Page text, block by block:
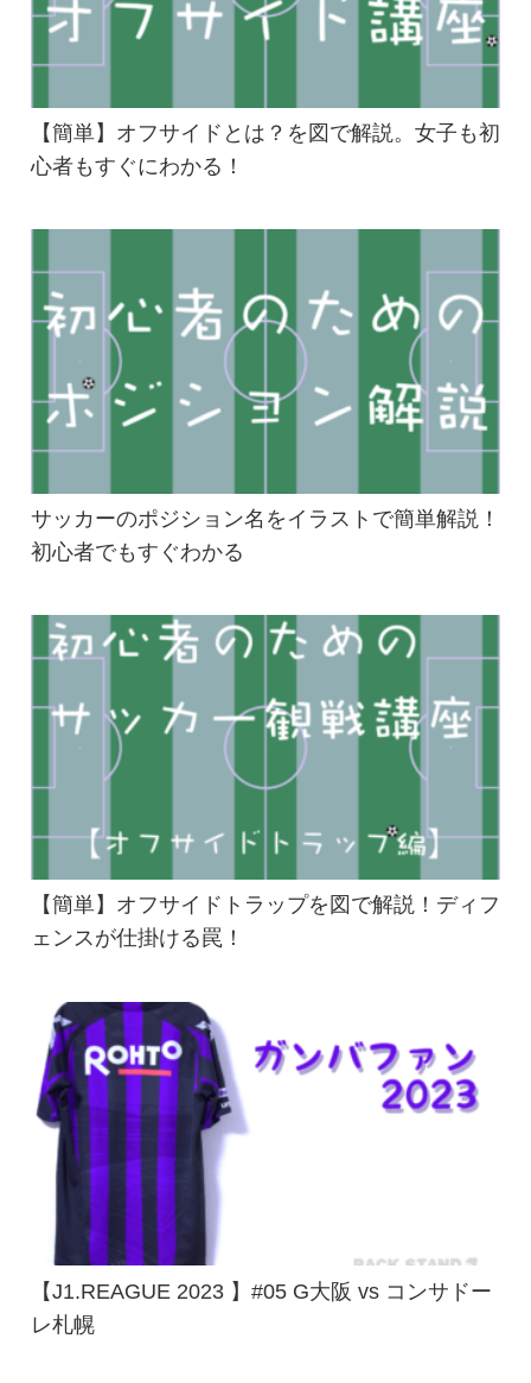
【簡単】オフサイドとは？を図で解説。女子も初
心者もすぐにわかる！
サッカーのポジション名をイラストで簡単解説！
初心者でもすぐわかる
【簡単】オフサイドトラップを図で解説！ディフ
ェンスが仕掛ける罠！
【J1.REAGUE 2023 】#05 G大阪 vs コンサドー
レ札幌